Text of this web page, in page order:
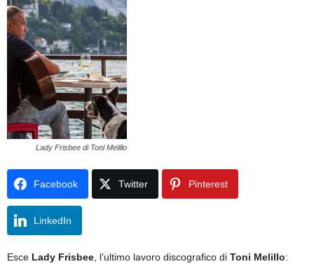
Lady Frisbee di Toni Melillo
Facebook Twitter Pinterest
LinkedIn
Esce Lady Frisbee , l’ultimo lavoro discografico di Toni Melillo: